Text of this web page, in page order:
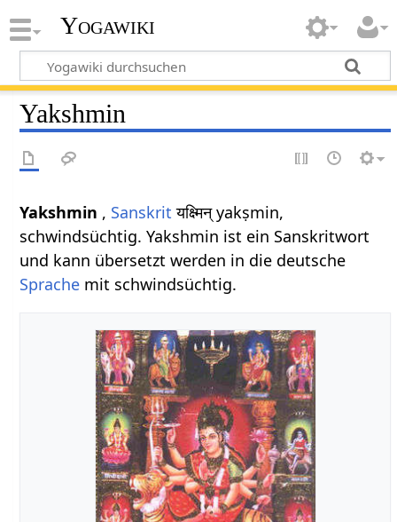
Yogawiki
Yakshmin
Yakshmin , Sanskrit यक्ष्मिन् yakṣmin,
schwindsüchtig. Yakshmin ist ein Sanskritwort
und kann übersetzt werden in die deutsche
Sprache mit schwindsüchtig.